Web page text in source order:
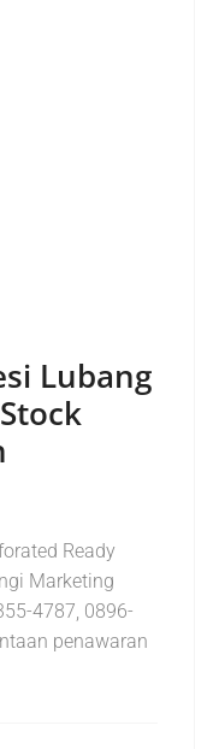
Lubang
Ready
Marketing
4787, 0896-
penawaran